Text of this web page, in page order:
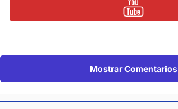
Mostrar Comentarios